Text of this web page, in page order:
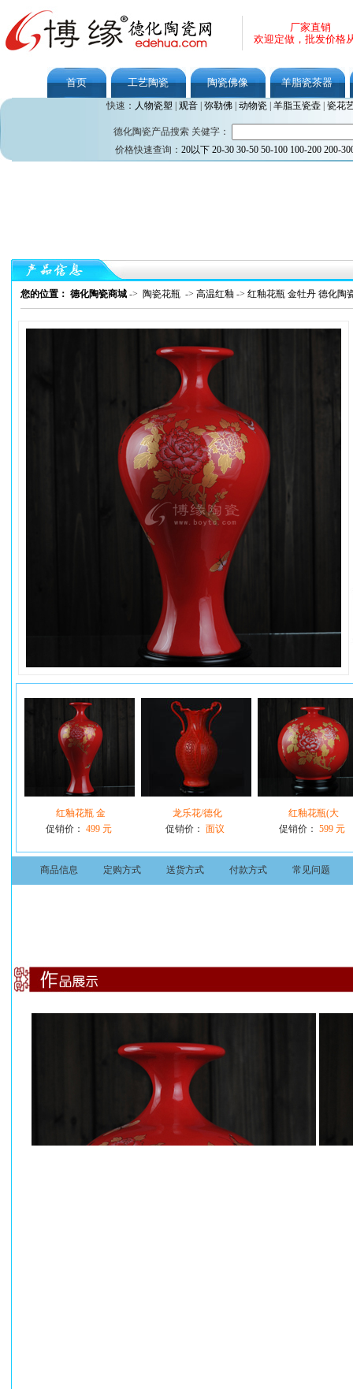
厂家直销
欢迎定做，批发价格
首页 工艺陶瓷 陶瓷佛像 羊脂瓷茶器
快速： 人物瓷塑 观音| 弥勒佛| 动物瓷| 羊脂玉瓷壶| 瓷花
德化陶瓷产品搜索 关健字：
价格快速查询： 20以下 20-30 30-50 50-100 100-200 200-
您的位置： 德化陶瓷商城 -> 陶瓷花瓶 -> 高温红釉 -> 红釉花瓶 金牡丹 德化陶
红釉花瓶 金
促销价： 499 元
龙乐花/德化
促销价： 面议
红釉花瓶(大
促销价： 599 元
商品信息 定购方式 送货方式 付款方式 常见问题